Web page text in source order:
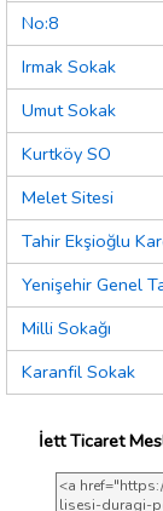
No:8
Irmak Sokak
Umut Sokak
Kurtköy SO
Melet Sitesi
Tahir Ekşioğlu
Yenişehir Genel
Milli Sokağı
Karanfil Sokak
İett Ticaret